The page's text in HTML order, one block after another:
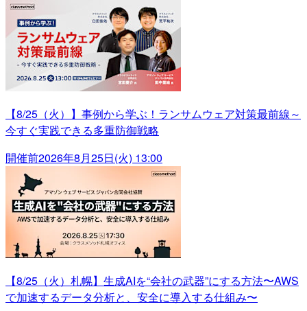
【8/25（火）】事例から学ぶ！ランサムウェア対策最前線～
今すぐ実践できる多重防御戦略
開催前2026年8月25日(火) 13:00
【8/25（火）札幌】生成AIを“会社の武器”にする方法〜AWS
で加速するデータ分析と、安全に導入する仕組み〜